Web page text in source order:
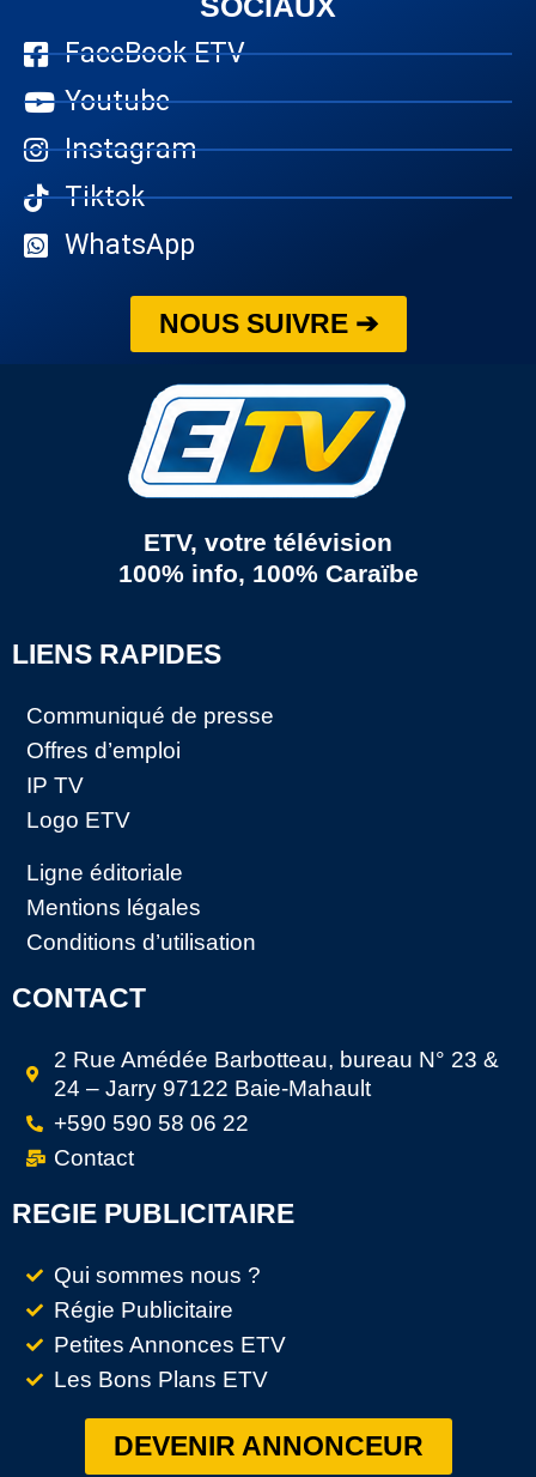
FaceBook ETV
Youtube
Instagram
Tiktok
WhatsApp
NOUS SUIVRE ➔
ETV, votre télévision
100% info, 100% Caraïbe
LIENS RAPIDES
Communiqué de presse
Offres d’emploi
IP TV
Logo ETV
Ligne éditoriale
Mentions légales
Conditions d’utilisation
CONTACT
2 Rue Amédée Barbotteau, bureau N° 23 &
24 – Jarry 97122 Baie-Mahault
+590 590 58 06 22
Contact
REGIE PUBLICITAIRE
Qui sommes nous ?
Régie Publicitaire
Petites Annonces ETV
Les Bons Plans ETV
DEVENIR ANNONCEUR